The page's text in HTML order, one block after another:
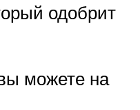
одобрит
можете на